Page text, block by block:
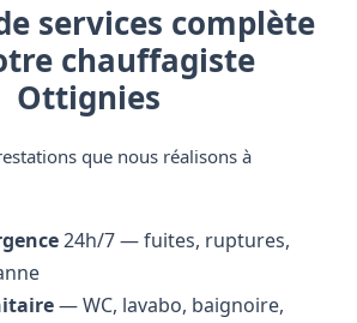
services complète
chauffagiste
Ottignies
que nous réalisons à
24h/7 — fuites, ruptures,
— WC, lavabo, baignoire,